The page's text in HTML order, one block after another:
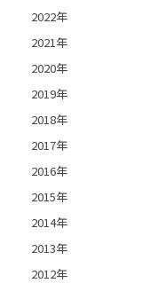
2022年
2021年
2020年
2019年
2018年
2017年
2016年
2015年
2014年
2013年
2012年